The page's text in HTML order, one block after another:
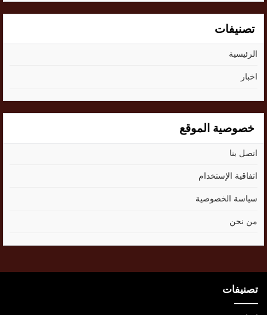
تصنيفات
الرئيسية
اخبار
خصوصية الموقع
اتصل بنا
اتفاقية الإستخدام
سياسة الخصوصية
من نحن
تصنيفات